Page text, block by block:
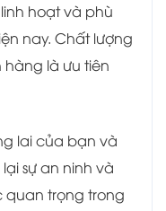
hoạt và phù
nay. Chất lượng
là ưu tiên
lai của bạn và
sự an ninh và
quan trọng trong